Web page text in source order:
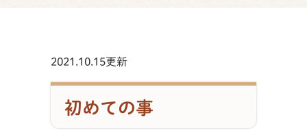
2021.10.15更新
初めての事